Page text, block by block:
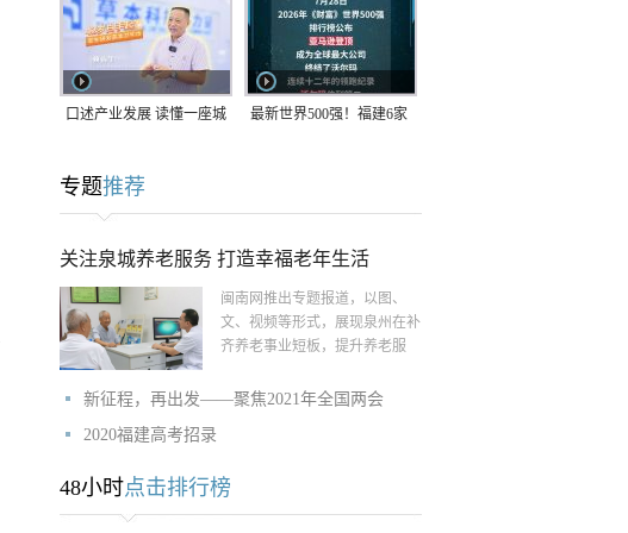
口述产业发展 读懂一座城
家，率先研发草本卫生巾
最新世界500强！福建6家
专题推荐
关注泉城养老服务 打造幸福老年生活
闽南网推出专题报道，以图、
文、视频等形式，展现泉州在补
齐养老事业短板，提升养老服
新征程，再出发——聚焦2021年全国两会
2020福建高考招录
48小时点击排行榜